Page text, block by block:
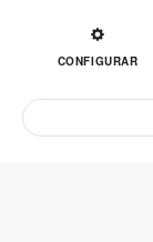
CONFIGURAR